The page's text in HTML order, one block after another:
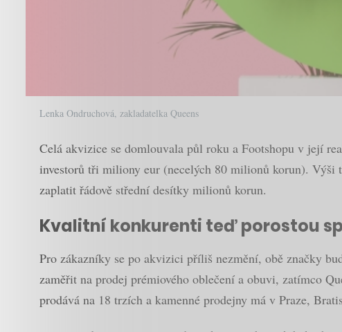
Lenka Ondruchová, zakladatelka Queens
Celá akvizice se domlouvala půl roku a Footshopu v její
investorů tři miliony eur (necelých 80 milionů korun). Výši
zaplatit řádově střední desítky milionů korun.
Kvalitní konkurenti teď porostou
Pro zákazníky se po akvizici příliš nezmění, obě značky
zaměřit na prodej prémiového oblečení a obuvi, zatímco
prodává na 18 trzích a kamenné prodejny má v Praze,